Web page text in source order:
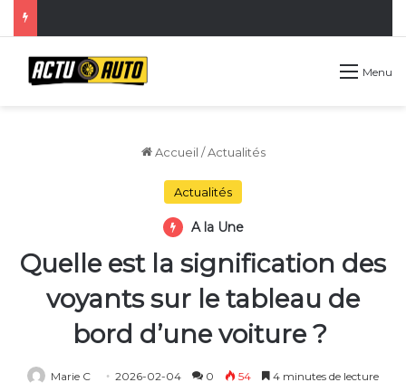
Menu
Accueil / Actualités
Actualités
A la Une
Quelle est la signification des
voyants sur le tableau de
bord d’une voiture ?
Marie C 2026-02-04 0 54 4 minutes de lecture